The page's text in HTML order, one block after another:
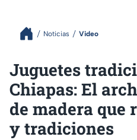
Noticias Video
Juguetes
Chiapas: El
de madera que
y tradiciones